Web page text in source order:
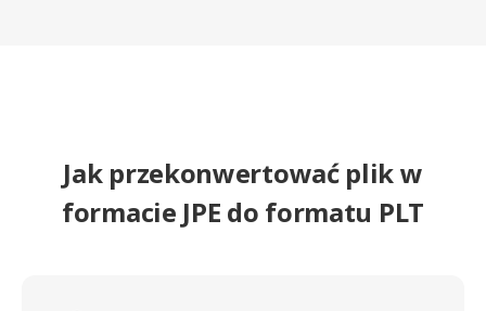
Jak przekonwertować plik w
formacie JPE do formatu PLT